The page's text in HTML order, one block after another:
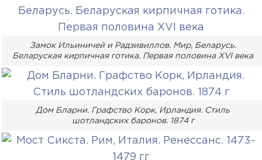
Замок Ильиничей и Радзивиллов. Мир, Беларусь.
Беларуская кирпичная готика. Первая половина XVI века
Дом Бларни. Графство Корк, Ирландия. Стиль
шотландских баронов. 1874 г